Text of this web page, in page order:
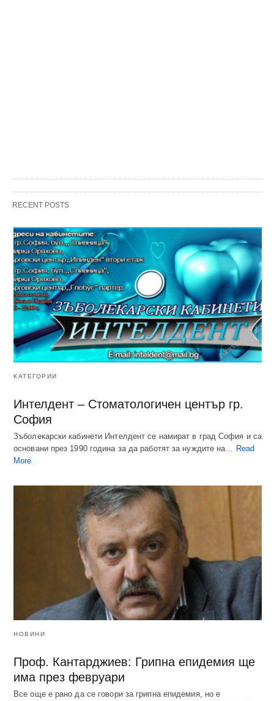
RECENT POSTS
КАТЕГОРИИ
Интелдент – Стоматологичен център гр.
София
Зъболекарски кабинети Интелдент се намират в град София и са
основани през 1990 година за да работят за нуждите на… Read
More
НОВИНИ
Проф. Кантарджиев: Грипна епидемия ще
има през февруари
Все още е рано да се говори за грипна епидемия, но е